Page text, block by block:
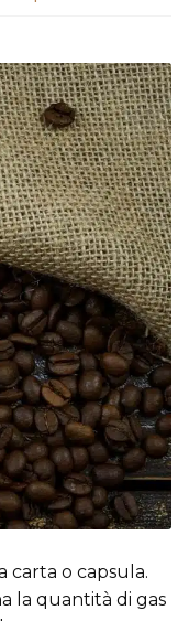
carta o capsula.
la quantità di gas